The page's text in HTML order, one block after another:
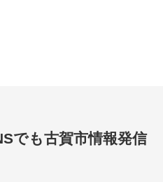
でも古賀市情報発信